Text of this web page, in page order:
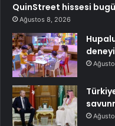
QuinStreet hissesi
Ağustos 8, 2026